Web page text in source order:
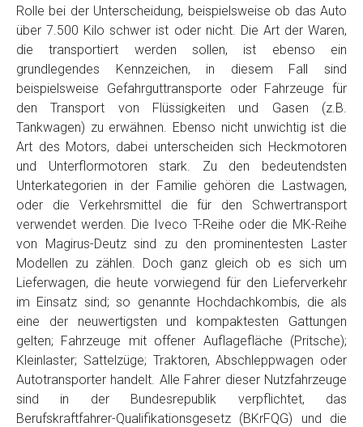
Name*
Telefon
Email
PLZ und Ort
Foto Nr. 1
Foto Nr. 2
Foto Nr. 3
Sonstiges
Rolle bei der Unterscheidung, beispielsweise ob das Auto
über 7.500 Kilo schwer ist oder nicht. Die Art der Waren,
die transportiert werden sollen, ist ebenso ein
grundlegendes Kennzeichen, in diesem Fall sind
beispielsweise Gefahrguttransporte oder Fahrzeuge für
den Transport von Flüssigkeiten und Gasen (z.B.
Tankwagen) zu erwähnen. Ebenso nicht unwichtig ist die
Art des Motors, dabei unterscheiden sich Heckmotoren
und Unterflormotoren stark. Zu den bedeutendsten
Unterkategorien in der Familie gehören die Lastwagen,
oder die Verkehrsmittel die für den Schwertransport
verwendet werden. Die Iveco T-Reihe oder die MK-Reihe
von Magirus-Deutz sind zu den prominentesten Laster
Modellen zu zählen. Doch ganz gleich ob es sich um
Lieferwagen, die heute vorwiegend für den Lieferverkehr
im Einsatz sind; so genannte Hochdachkombis, die als
eine der neuwertigsten und kompaktesten Gattungen
gelten; Fahrzeuge mit offener Auflagefläche (Pritsche);
Kleinlaster; Sattelzüge; Traktoren, Abschleppwagen oder
Autotransporter handelt. Alle Fahrer dieser Nutzfahrzeuge
sind in der Bundesrepublik verpflichtet, das
Berufskraftfahrer-Qualifikationsgesetz (BKrFQG) und die